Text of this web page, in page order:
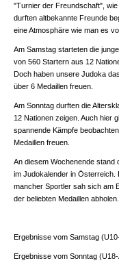
"Turnier der Freundschaft",
durften altbekannte Freunde
eine Atmosphäre wie man es
Am Samstag starteten die
von 560 Startern aus 12
Doch haben unsere Judoka
über 6 Medaillen freuen.
Am Sonntag durften die
12 Nationen zeigen. Auch hier
spannende Kämpfe
Medaillen freuen.
An diesem Wochenende stand
im Judokalender in Österreich.
mancher Sportler sah sich am
der beliebten Medaillen abholen.
Ergebnisse vom Samstag
Ergebnisse vom Sonntag